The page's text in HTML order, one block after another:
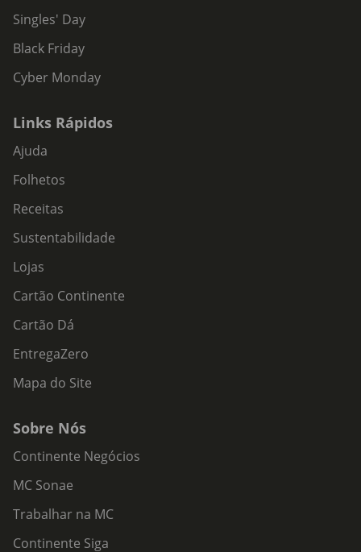
Singles' Day
Black Friday
Cyber Monday
Links Rápidos
Ajuda
Folhetos
Receitas
Sustentabilidade
Lojas
Cartão Continente
Cartão Dá
EntregaZero
Mapa do Site
Sobre Nós
Continente Negócios
MC Sonae
Trabalhar na MC
Continente Siga